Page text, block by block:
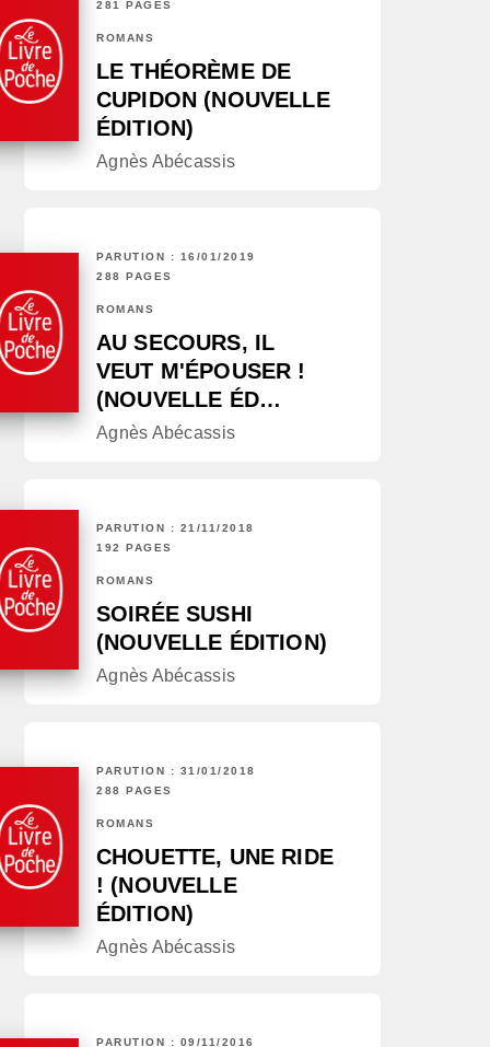
281 PAGES
ROMANS
LE THÉORÈME DE
CUPIDON (NOUVELLE
ÉDITION)
Agnès Abécassis
PARUTION : 16/01/2019
288 PAGES
ROMANS
AU SECOURS, IL
VEUT M'ÉPOUSER !
(NOUVELLE ÉD…
Agnès Abécassis
PARUTION : 21/11/2018
192 PAGES
ROMANS
SOIRÉE SUSHI
(NOUVELLE ÉDITION)
Agnès Abécassis
PARUTION : 31/01/2018
288 PAGES
ROMANS
CHOUETTE, UNE RIDE
! (NOUVELLE
ÉDITION)
Agnès Abécassis
PARUTION : 09/11/2016